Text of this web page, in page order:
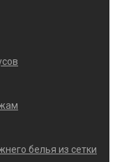
белья из сетки